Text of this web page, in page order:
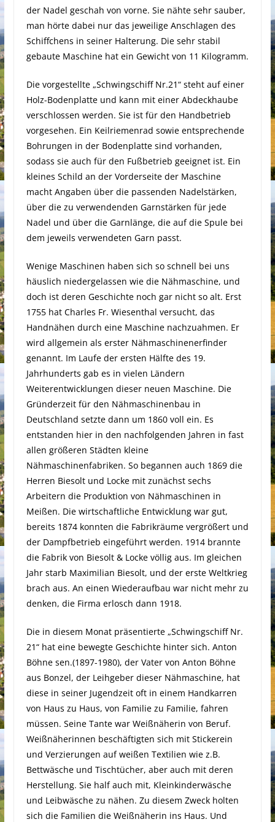
der Nadel geschah von vorne. Sie nähte sehr sauber,
man hörte dabei nur das jeweilige Anschlagen des
Schiffchens in seiner Halterung. Die sehr stabil
gebaute Maschine hat ein Gewicht von 11 Kilogramm.
Die vorgestellte „Schwingschiff Nr.21“ steht auf einer
Holz-Bodenplatte und kann mit einer Abdeckhaube
verschlossen werden. Sie ist für den Handbetrieb
vorgesehen. Ein Keilriemenrad sowie entsprechende
Bohrungen in der Bodenplatte sind vorhanden,
sodass sie auch für den Fußbetrieb geeignet ist. Ein
kleines Schild an der Vorderseite der Maschine
macht Angaben über die passenden Nadelstärken,
über die zu verwendenden Garnstärken für jede
Nadel und über die Garnlänge, die auf die Spule bei
dem jeweils verwendeten Garn passt.
Wenige Maschinen haben sich so schnell bei uns
häuslich niedergelassen wie die Nähmaschine, und
doch ist deren Geschichte noch gar nicht so alt. Erst
1755 hat Charles Fr. Wiesenthal versucht, das
Handnähen durch eine Maschine nachzuahmen. Er
wird allgemein als erster Nähmaschinenerfinder
genannt. Im Laufe der ersten Hälfte des 19.
Jahrhunderts gab es in vielen Ländern
Weiterentwicklungen dieser neuen Maschine. Die
Gründerzeit für den Nähmaschinenbau in
Deutschland setzte dann um 1860 voll ein. Es
entstanden hier in den nachfolgenden Jahren in fast
allen größeren Städten kleine
Nähmaschinenfabriken. So begannen auch 1869 die
Herren Biesolt und Locke mit zunächst sechs
Arbeitern die Produktion von Nähmaschinen in
Meißen. Die wirtschaftliche Entwicklung war gut,
bereits 1874 konnten die Fabrikräume vergrößert und
der Dampfbetrieb eingeführt werden. 1914 brannte
die Fabrik von Biesolt & Locke völlig aus. Im gleichen
Jahr starb Maximilian Biesolt, und der erste Weltkrieg
brach aus. An einen Wiederaufbau war nicht mehr zu
denken, die Firma erlosch dann 1918.
Die in diesem Monat präsentierte „Schwingschiff Nr.
21“ hat eine bewegte Geschichte hinter sich. Anton
Böhne sen.(1897-1980), der Vater von Anton Böhne
aus Bonzel, der Leihgeber dieser Nähmaschine, hat
diese in seiner Jugendzeit oft in einem Handkarren
von Haus zu Haus, von Familie zu Familie, fahren
müssen. Seine Tante war Weißnäherin von Beruf.
Weißnäherinnen beschäftigten sich mit Stickerein
und Verzierungen auf weißen Textilien wie z.B.
Bettwäsche und Tischtücher, aber auch mit deren
Herstellung. Sie half auch mit, Kleinkinderwäsche
und Leibwäsche zu nähen. Zu diesem Zweck holten
sich die Familien die Weißnäherin ins Haus. Und